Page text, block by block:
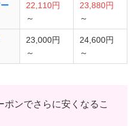
22,110円
～
23,880円
～
23,000円
～
24,600円
～
ポンでさらに安くなるこ